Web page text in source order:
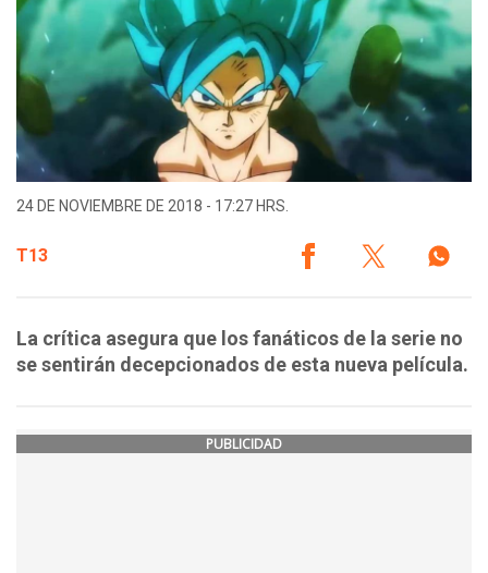
24 DE NOVIEMBRE DE 2018 - 17:27 HRS.
T13
La crítica asegura que los fanáticos de la serie no
se sentirán decepcionados de esta nueva película.
PUBLICIDAD